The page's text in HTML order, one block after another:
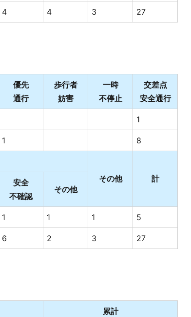
4 4 3 27
優先
通行
歩行者
妨害
一時
不停止
交差点
安全通行
1
1 8
その他
計
安全
不確認
その他
1 1 1 5
6 2 3 27
累計